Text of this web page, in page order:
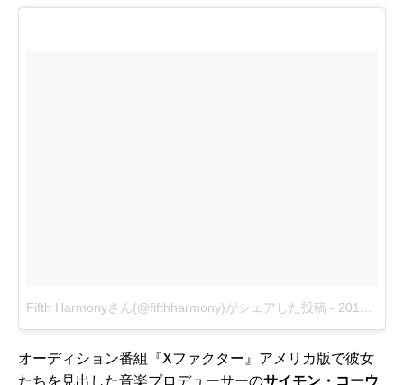
Fifth Harmonyさん(@fifthharmony)がシェアした投稿 - 2017 1月 6 11:50午前 PST
オーディション番組『Xファクター』アメリカ版で彼女
たちを見出した音楽プロデューサーのサイモン・コーウ